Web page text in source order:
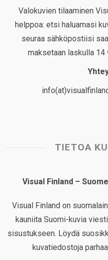
Valokuvien tilaaminen
helppoa: etsi haluamasi
seuraa sähköpostiisi
maksetaan laskulla 14
TIETOA
Visual Finland –
Visual Finland on
kauniita Suomi-kuvia
sisustukseen. Löydä
kuvatiedostoja